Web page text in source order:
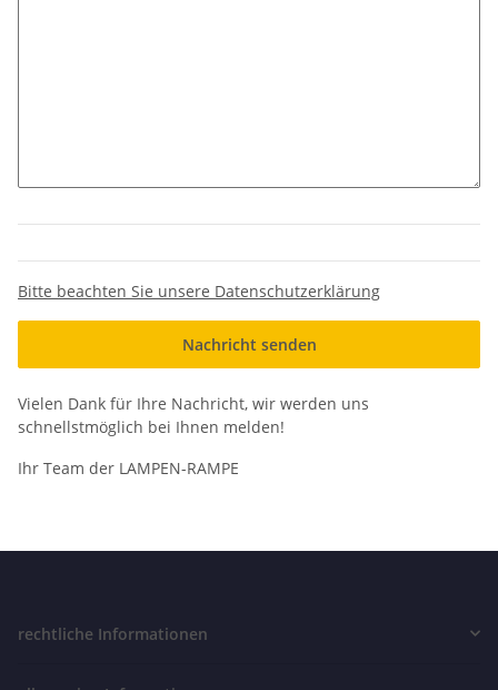
Bitte beachten Sie unsere Datenschutzerklärung
Nachricht senden
Vielen Dank für Ihre Nachricht, wir werden uns
schnellstmöglich bei Ihnen melden!
Ihr Team der LAMPEN-RAMPE
rechtliche Informationen